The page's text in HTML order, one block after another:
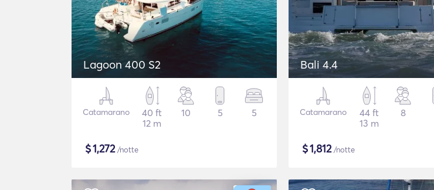
Lagoon 400 S2
Catamarano
40 ft
12 m
10 5 5
$1,272/notte
Bali 4.4
Catamarano
44 ft
13 m
8
$1,812/notte